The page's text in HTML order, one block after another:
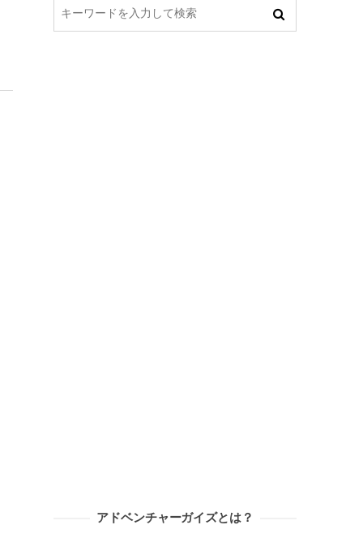
アドベンチャーガイズとは？